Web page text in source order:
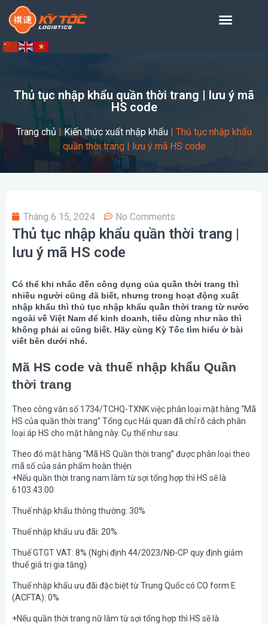
Thủ tục nhập khẩu quần thời trang | lưu ý mã
HS code
Trang chủ | Kiến thức xuất nhập khẩu | Thủ tục nhập khẩu
quần thời trang | lưu ý mã HS code
Tháng 6 15, 2024 No Comments
Thủ tục nhập khẩu quần thời trang |
lưu ý mã HS code
Có thể khi nhắc đến công dụng của quần thời trang thì
nhiều người cũng đã biết, nhưng trong hoạt động xuất
nhập khẩu thì thủ tục nhập khẩu quần thời trang từ nước
ngoài về Việt Nam để kinh doanh, tiêu dùng như nào thì
không phải ai cũng biết. Hãy cùng Kỳ Tốc tìm hiểu ở bài
viết bên dưới nhé.
Mã HS code và thuế nhập khẩu Quần
thời trang
Theo công văn số 1734/TCHQ-TXNK việc phân loại mặt hàng “Mã
HS của quần thời trang” Tổng cục Hải quan đã chỉ rõ cách phân
loại áp HS cho mặt hàng này. Cụ thể như sau:
Theo đó mặt hàng “Mã HS Quần thời trang” được phân loại theo
mã số của sản phẩm hoàn thiện
+Nếu quần thời trang nam làm từ sợi tổng hợp thì HS sẽ là
6103.43.00
Thuế nhập khẩu thông thường: 30%
Thuế nhập khẩu ưu đãi: 20%
Thuế GTGT VAT: 8% (Nghị định 44/2023/NĐ-CP quy định giảm
thuế giá trị gia tăng)
Thuế nhập khẩu ưu đãi đặc biệt từ Trung Quốc có CO form E
(ACFTA): 0%
+Nếu quần thời trang nữ làm từ sợi tổng hợp thì HS sẽ là